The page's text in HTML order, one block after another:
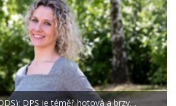
DPS je téměř hotová a brzy…